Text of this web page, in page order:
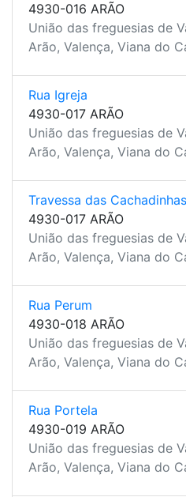
4930-016 ARÃO
União das freguesias de
Arão, Valença, Viana do
Rua Igreja
4930-017 ARÃO
União das freguesias de
Arão, Valença, Viana do
Travessa das Cachadinhas
4930-017 ARÃO
União das freguesias de
Arão, Valença, Viana do
Rua Perum
4930-018 ARÃO
União das freguesias de
Arão, Valença, Viana do
Rua Portela
4930-019 ARÃO
União das freguesias de
Arão, Valença, Viana do